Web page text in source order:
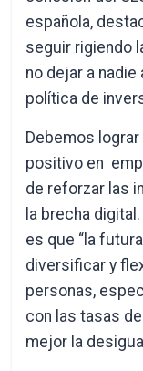
española,
seguir rigiendo
no dejar a
política de
Debemos
positivo en
de reforzar las
la brecha
es que “la
diversificar y
personas,
con las tasas
mejor la